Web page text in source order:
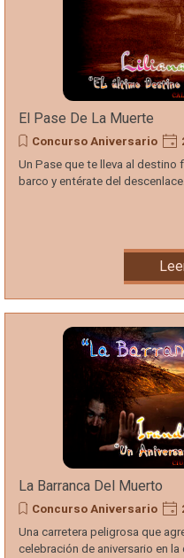
El Pase De La Muerte
Concurso Aniversario
Un Pase que te lleva al destino
barco y entérate del
La Barranca Del Muerto
Concurso Aniversario
Una carretera peligrosa que
celebración de aniversario en